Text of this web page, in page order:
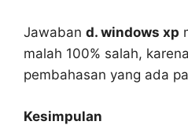
Jawaban d. windows xp
malah 100% salah,
pembahasan yang ada
Kesimpulan